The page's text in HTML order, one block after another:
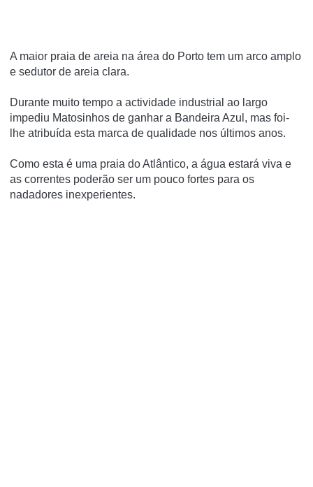
A maior praia de areia na área do Porto tem um arco amplo
e sedutor de areia clara.
Durante muito tempo a actividade industrial ao largo
impediu Matosinhos de ganhar a Bandeira Azul, mas foi-
lhe atribuída esta marca de qualidade nos últimos anos.
Como esta é uma praia do Atlântico, a água estará viva e
as correntes poderão ser um pouco fortes para os
nadadores inexperientes.